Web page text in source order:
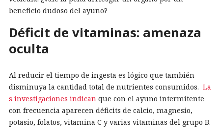
beneficio dudoso del ayuno?
Déficit de vitaminas: amenaza
oculta
Al reducir el tiempo de ingesta es lógico que también
disminuya la cantidad total de nutrientes consumidos. La
s investigaciones indican que con el ayuno intermitente
con frecuencia aparecen déficits de calcio, magnesio,
potasio, folatos, vitamina C y varias vitaminas del grupo B.